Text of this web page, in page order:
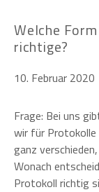
Welche
richtige?
10. Februar 2020
Frage: Bei uns
wir für Protokolle
ganz
Wonach
Protokoll richtig